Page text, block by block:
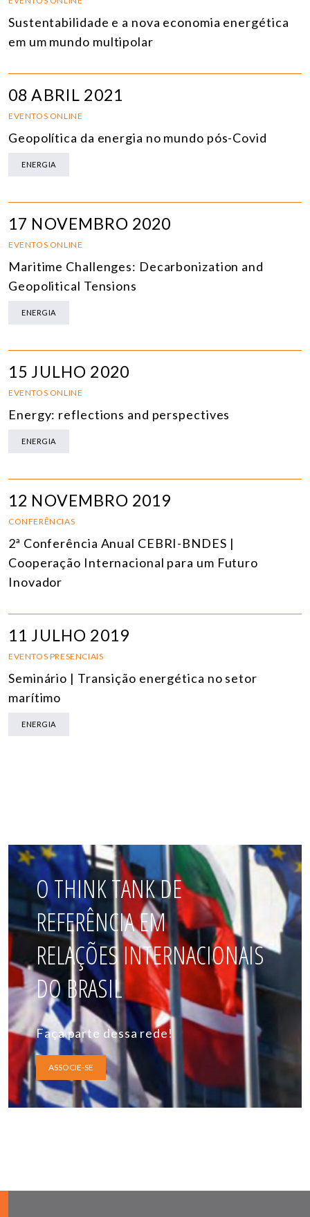
Sustentabilidade e a nova economia energética
em um mundo multipolar
08 ABRIL 2021
EVENTOS ONLINE
Geopolítica da energia no mundo pós-Covid
ENERGIA
17 NOVEMBRO 2020
EVENTOS ONLINE
Maritime Challenges: Decarbonization and
Geopolitical Tensions
ENERGIA
15 JULHO 2020
EVENTOS ONLINE
Energy: reflections and perspectives
ENERGIA
12 NOVEMBRO 2019
CONFERÊNCIAS
2ª Conferência Anual CEBRI-BNDES |
Cooperação Internacional para um Futuro
Inovador
11 JULHO 2019
EVENTOS PRESENCIAIS
Seminário | Transição energética no setor
marítimo
ENERGIA
O THINK TANK DE
REFERÊNCIA EM
RELAÇÕES INTERNACIONAIS
DO BRASIL
Faça parte dessa rede!
ASSOCIE-SE